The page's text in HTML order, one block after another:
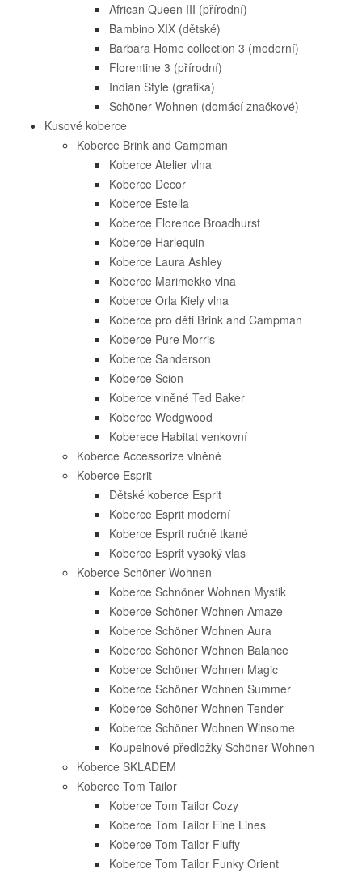
African Queen III (přírodní)
Bambino XIX (dětské)
Barbara Home collection 3 (moderní)
Florentine 3 (přírodní)
Indian Style (grafika)
Schöner Wohnen (domácí značkové)
Kusové koberce
Koberce Brink and Campman
Koberce Atelier vlna
Koberce Decor
Koberce Estella
Koberce Florence Broadhurst
Koberce Harlequin
Koberce Laura Ashley
Koberce Marimekko vlna
Koberce Orla Kiely vlna
Koberce pro děti Brink and Campman
Koberce Pure Morris
Koberce Sanderson
Koberce Scion
Koberce vlněné Ted Baker
Koberce Wedgwood
Koberece Habitat venkovní
Koberce Accessorize vlněné
Koberce Esprit
Dětské koberce Esprit
Koberce Esprit moderní
Koberce Esprit ručně tkané
Koberce Esprit vysoký vlas
Koberce Schöner Wohnen
Koberce Schnöner Wohnen Mystik
Koberce Schöner Wohnen Amaze
Koberce Schöner Wohnen Aura
Koberce Schöner Wohnen Balance
Koberce Schöner Wohnen Magic
Koberce Schöner Wohnen Summer
Koberce Schöner Wohnen Tender
Koberce Schöner Wohnen Winsome
Koupelnové předložky Schöner Wohnen
Koberce SKLADEM
Koberce Tom Tailor
Koberce Tom Tailor Cozy
Koberce Tom Tailor Fine Lines
Koberce Tom Tailor Fluffy
Koberce Tom Tailor Funky Orient